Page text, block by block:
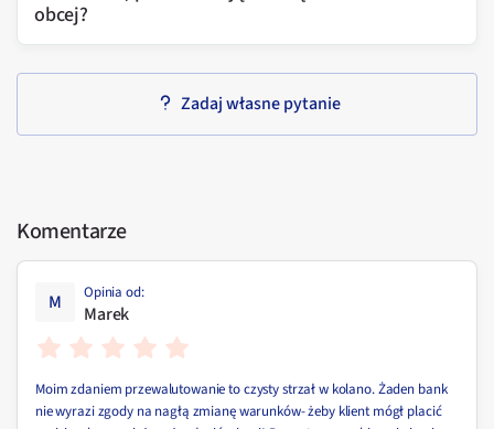
obcej?
Zadaj własne pytanie
Komentarze
M Opinia od:
Marek
Moim zdaniem przewalutowanie to czysty strzał w kolano. Żaden bank
nie wyrazi zgody na nagłą zmianę warunków- żeby klient mógł placić